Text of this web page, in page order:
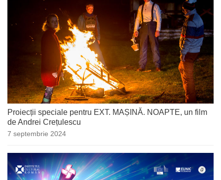
Proiecții speciale pentru EXT. MAȘINĂ. NOAPTE, un film
de Andrei Crețulescu
7 septembrie 2024